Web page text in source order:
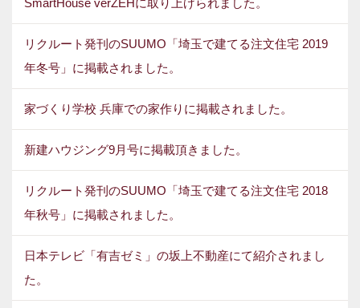
SmartHouse verZEHに取り上げられました。
リクルート発刊のSUUMO「埼玉で建てる注文住宅 2019
年冬号」に掲載されました。
家づくり学校 兵庫での家作りに掲載されました。
新建ハウジング9月号に掲載頂きました。
リクルート発刊のSUUMO「埼玉で建てる注文住宅 2018
年秋号」に掲載されました。
日本テレビ「有吉ゼミ」の坂上不動産にて紹介されまし
た。